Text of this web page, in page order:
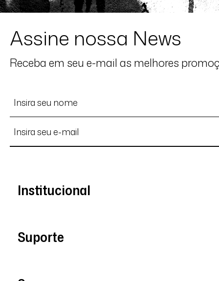
Assine nossa News
Receba em seu e-mail as melhores
Institucional
Suporte